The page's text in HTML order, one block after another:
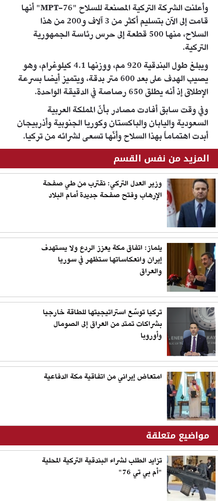
وأعلنت الشركة التركية المصنعة للسلاح "MPT-76" أنها
قامت إلى الآن بتسليم أكثر من 3 آلاف و200 من هذا
السلاح، منها 500 قطعة إلى حرس رئاسة الجمهورية
التركية.
ويبلغ طول البندقية 920 مم، ووزنها 4.1 كيلوغرام، وهو
يصيب الهدف على بعد 600 متر بدقة، ويتميز أيضا بسرعة
الإطلاق إذ أنه يطلق 650 رصاصة في الدقيقة الواحدة.
وفي وقت سابق أفادت مصادر بأنّ المملكة العربية
السعودية واليابان والباكستان وكوريا الجنوبية وأذربيجان
أبدت اهتماماً بهذا السلاح وأنّها تسعى لشرائه من تركيا.
المزيد من نفس القسم
وزير العدل التركي: نقترب من طي صفحة
الإرهاب وفتح صفحة جديدة أمام البلاد
يلماز: اتفاق مكة يعزز الردع ولا يستهدف
إيران وانعكاساتها ستظهر في سوريا
والعراق
تركيا توسّع استراتيجيتها للطاقة خارجيا
بشراكات تمتد من العراق إلى الصومال
وأوروبا
امتعاض إيراني من اتفاقية مكة الدفاعية
مواضيع متعلقة
تزايد الطلب لشراء البندقية التركية المحلية
"أم بي تي 76"